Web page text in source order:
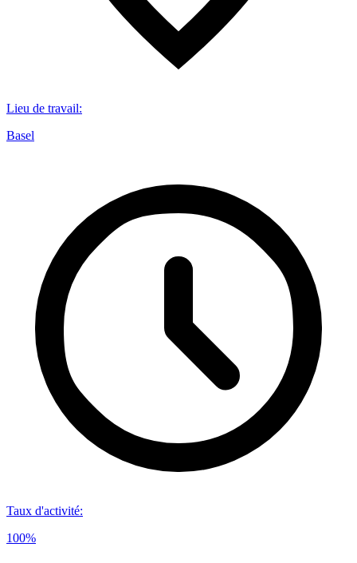
Lieu de travail:
Basel
Taux d'activité:
100%